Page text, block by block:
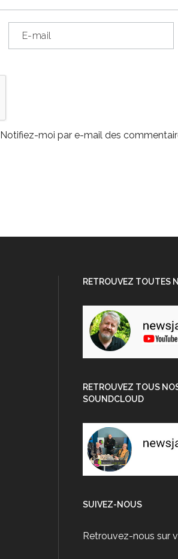
Notifiez-moi par e-mail des
RETROUVEZ TOUTES
RETROUVEZ TOUS
SOUNDCLOUD
SUIVEZ-NOUS
Retrouvez-nous sur